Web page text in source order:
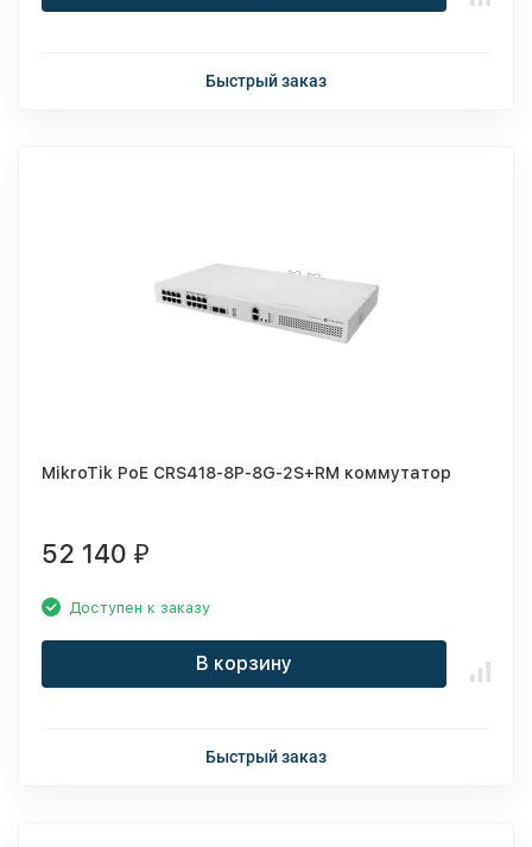
Быстрый заказ
MikroTik PoE CRS418-8P-8G-2S+RM коммутатор
52 140 ₽
Доступен к заказу
В корзину
Быстрый заказ